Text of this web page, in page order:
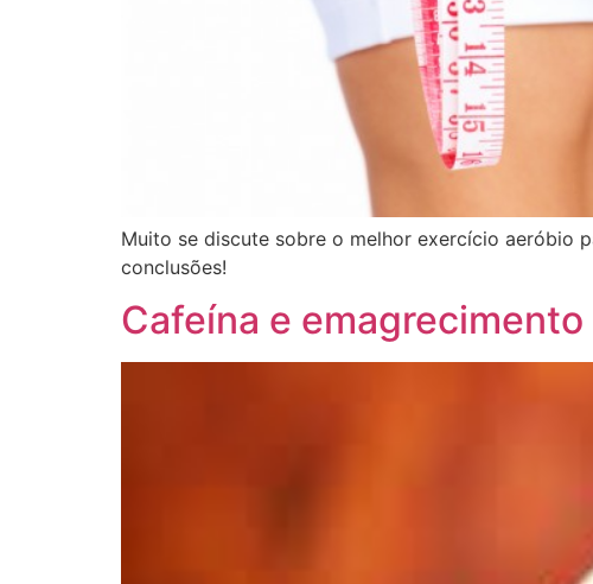
Muito se discute sobre o melhor exercício aeróbio
conclusões!
Cafeína e emagrecimento